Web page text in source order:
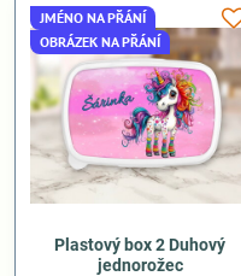
JMÉNO NA PŘÁNÍ
OBRÁZEK NA PŘÁNÍ
Plastový box 2 Duhový
jednorožec